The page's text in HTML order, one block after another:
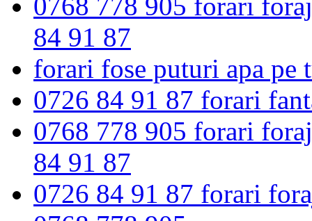
0768 778 905 forari
84 91 87
forari fose puturi apa pe
0726 84 91 87 forari
0768 778 905 forari
84 91 87
0726 84 91 87 forari